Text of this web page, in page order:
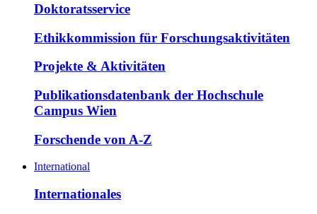
Doktoratsservice
Ethikkommission für Forschungsaktivitäten
Projekte & Aktivitäten
Publikationsdatenbank der Hochschule
Campus Wien
Forschende von A-Z
International
Internationales